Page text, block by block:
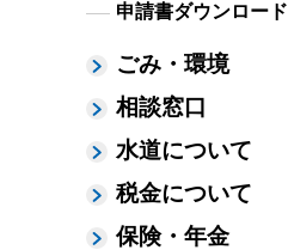
申請書ダウンロード
ごみ・環境
相談窓口
水道について
税金について
保険・年金